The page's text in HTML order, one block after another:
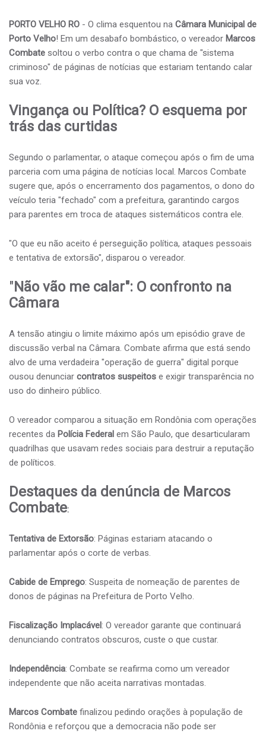
PORTO VELHO RO - O clima esquentou na Câmara Municipal de
Porto Velho! Em um desabafo bombástico, o vereador Marcos
Combate soltou o verbo contra o que chama de "sistema
criminoso" de páginas de notícias que estariam tentando calar
sua voz.
Vingança ou Política? O esquema por
trás das curtidas
Segundo o parlamentar, o ataque começou após o fim de uma
parceria com uma página de notícias local. Marcos Combate
sugere que, após o encerramento dos pagamentos, o dono do
veículo teria "fechado" com a prefeitura, garantindo cargos
para parentes em troca de ataques sistemáticos contra ele.
"O que eu não aceito é perseguição política, ataques pessoais
e tentativa de extorsão", disparou o vereador.
" Não vão me calar": O confronto na
Câmara
A tensão atingiu o limite máximo após um episódio grave de
discussão verbal na Câmara. Combate afirma que está sendo
alvo de uma verdadeira "operação de guerra" digital porque
ousou denunciar contratos suspeitos e exigir transparência no
uso do dinheiro público.
O vereador comparou a situação em Rondônia com operações
recentes da Polícia Federal em São Paulo, que desarticularam
quadrilhas que usavam redes sociais para destruir a reputação
de políticos.
Destaques da denúncia de Marcos
Combate:
Tentativa de Extorsão: Páginas estariam atacando o
parlamentar após o corte de verbas.
Cabide de Emprego: Suspeita de nomeação de parentes de
donos de páginas na Prefeitura de Porto Velho.
Fiscalização Implacável: O vereador garante que continuará
denunciando contratos obscuros, custe o que custar.
Independência: Combate se reafirma como um vereador
independente que não aceita narrativas montadas.
Marcos Combate finalizou pedindo orações à população de
Rondônia e reforçou que a democracia não pode ser